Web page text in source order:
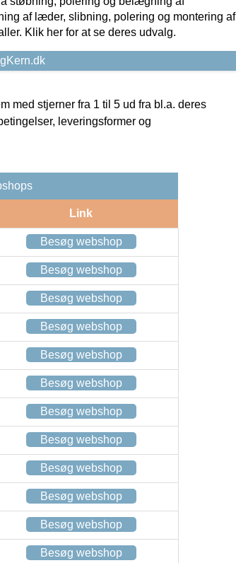
af læder, slibning, polering og montering af
Klik her for at se deres udvalg.
med stjerner fra 1 til 5 ud fra bl.a. deres
leveringsformer og
Link
Besøg webshop
Besøg webshop
Besøg webshop
Besøg webshop
Besøg webshop
Besøg webshop
Besøg webshop
Besøg webshop
Besøg webshop
Besøg webshop
Besøg webshop
Besøg webshop